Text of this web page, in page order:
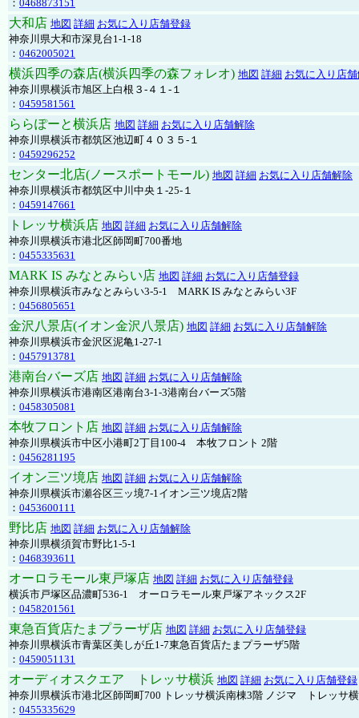
： 0468873151
大和店 地図 詳細 お気に入り店舗登録
神奈川県大和市深見台1-1-18
： 0462005021
横浜四季の森店(横浜四季の森フォレオ) 地図 詳細 お気に入り店
神奈川県横浜市旭区上白根３-４１-１
： 0459581561
ららぽーと横浜店 地図 詳細 お気に入り店舗解除
神奈川県横浜市都筑区池辺町４０３５-１
： 0459296252
センター北店(ノースポートモール) 地図 詳細 お気に入り店舗解除
神奈川県横浜市都筑区中川中央１-25-１
： 0459147661
トレッサ横浜店 地図 詳細 お気に入り店舗解除
神奈川県横浜市港北区師岡町700番地
： 0455335631
MARK IS みなとみらい店 地図 詳細 お気に入り店舗登録
神奈川県横浜市みなとみらい3-5-1 MARK IS みなとみらい3F
： 0456805651
金沢八景店(イオン金沢八景店) 地図 詳細 お気に入り店舗解除
神奈川県横浜市金沢区泥亀1-27-1
： 0457913781
港南台バーズ店 地図 詳細 お気に入り店舗解除
神奈川県横浜市港南区港南台3-1-3港南台バーズ5階
： 0458305081
本牧フロント店 地図 詳細 お気に入り店舗解除
神奈川県横浜市中区小港町2丁目100-4 本牧フロント 2階
： 0456281195
イオン三ツ境店 地図 詳細 お気に入り店舗解除
神奈川県横浜市瀬谷区三ッ境7-1イオン三ツ境店2階
： 0453600111
野比店 地図 詳細 お気に入り店舗解除
神奈川県横須賀市野比1-5-1
： 0468393611
オーロラモール東戸塚店 地図 詳細 お気に入り店舗登録
横浜市戸塚区品濃町536-1 オーロラモール東戸塚アネックス2F
： 0458201561
東急百貨店たまプラーザ店 地図 詳細 お気に入り店舗登録
神奈川県横浜市青葉区美しが丘1-7東急百貨店たまプラーザ5階
： 0459051131
オーディオスクエア トレッサ横浜 地図 詳細 お気に入り店舗登録
神奈川県横浜市港北区師岡町700 トレッサ横浜南棟3階 ノジマ トレッサ
： 0455335629